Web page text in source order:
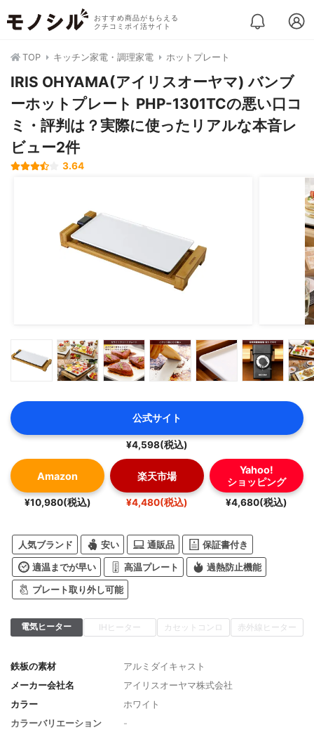
おすすめ商品がもらえる
クチコミポイ活サイト
TOP キッチン家電・調理家電 ホットプレート
IRIS OHYAMA(アイリスオーヤマ) バンブ
ーホットプレート PHP-1301TCの悪い口コ
ミ・評判は？実際に使ったリアルな本音レ
ビュー2件
3.64
公式サイト
¥4,598(税込)
Amazon
¥10,980(税込)
楽天市場
¥4,480(税込)
Yahoo!
ショッピング
¥4,680(税込)
人気ブランド 安い 通販品 保証書付き
適温までが早い 高温プレート 過熱防止機能
プレート取り外し可能
電気ヒーター IHヒーター カセットコンロ 赤外線ヒーター
鉄板の素材
アルミダイキャスト
メーカー会社名
アイリスオーヤマ株式会社
カラー
ホワイト
カラーバリエーション
-